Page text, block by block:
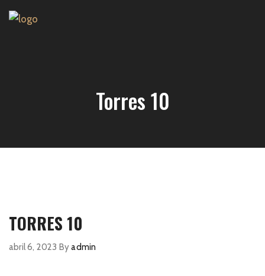
Torres 10
TORRES 10
abril 6, 2023 Byadmin